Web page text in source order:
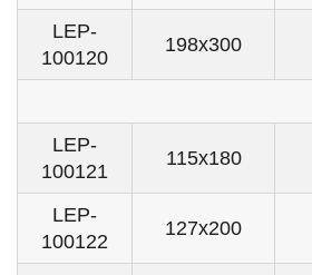
LEP-
100120
198x300
LEP-
100121
115x180
LEP-
100122
127x200